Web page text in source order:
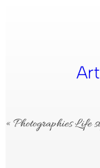
« Photographies Life